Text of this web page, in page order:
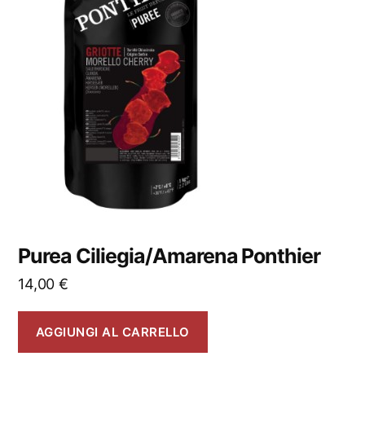
Purea Ciliegia/Amarena Ponthier
14,00 €
AGGIUNGI AL CARRELLO